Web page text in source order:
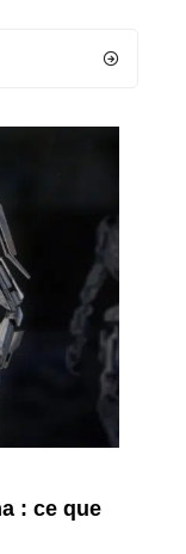
: ce que